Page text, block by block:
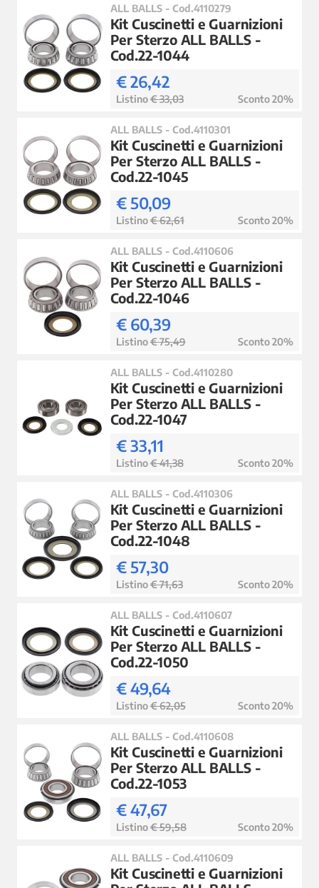
ALL BALLS - Cod.4110279
Kit Cuscinetti e Guarnizioni
Per Sterzo ALL BALLS -
Cod.22-1044
€ 26,42
Listino€ 33,03 Sconto 20%
ALL BALLS - Cod.4110301
Kit Cuscinetti e Guarnizioni
Per Sterzo ALL BALLS -
Cod.22-1045
€ 50,09
Listino€ 62,61 Sconto 20%
ALL BALLS - Cod.4110606
Kit Cuscinetti e Guarnizioni
Per Sterzo ALL BALLS -
Cod.22-1046
€ 60,39
Listino€ 75,49 Sconto 20%
ALL BALLS - Cod.4110280
Kit Cuscinetti e Guarnizioni
Per Sterzo ALL BALLS -
Cod.22-1047
€ 33,11
Listino€ 41,38 Sconto 20%
ALL BALLS - Cod.4110306
Kit Cuscinetti e Guarnizioni
Per Sterzo ALL BALLS -
Cod.22-1048
€ 57,30
Listino€ 71,63 Sconto 20%
ALL BALLS - Cod.4110607
Kit Cuscinetti e Guarnizioni
Per Sterzo ALL BALLS -
Cod.22-1050
€ 49,64
Listino€ 62,05 Sconto 20%
ALL BALLS - Cod.4110608
Kit Cuscinetti e Guarnizioni
Per Sterzo ALL BALLS -
Cod.22-1053
€ 47,67
Listino€ 59,58 Sconto 20%
ALL BALLS - Cod.4110609
Kit Cuscinetti e Guarnizioni